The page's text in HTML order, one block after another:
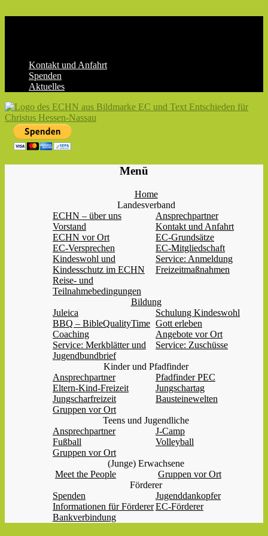
Kontakt und Anfahrt
Spenden
Aktuelles
ECHN
EC-
Menü
Home
Landesverband
ECHN – über uns
Ansprechpartner
Vorstand
Kontakt und Anfahrt
ECHN vor Ort
EC-Grundsätze
EC-Versprechen
EC-Mitgliedschaft
Kindeswohl und
Kindesschutz im ECHN
Service: Anmeldung
Freizeitmaßnahmen
Reise- und
Teilnahmebedingungen
Bildung
Juleica
Schulung Kindeswohl
BBQ – BibleQualityTime Gott erleben
Coaching
Angebote vor Ort
Service: Merkblätter und
Jugendbundbrief
Service: Zuschüsse
Kinder und Pfadfinder
Ansprechpartner
Pfadfinder PEC
Eltern-Kind-Freizeit
Jungschartag
Jungscharfreizeit
Bausteinewelten
Gruppen vor Ort
Teens und Jugendliche
Ansprechpartner
J-Camp
Fußball
Volleyball
Gruppen vor Ort
(Junge) Erwachsene
Meet the People
Gruppen vor Ort
Förderer
Spenden
Jugenddankopfer
Informationen für FördererEC-Förderer
Bankverbindung